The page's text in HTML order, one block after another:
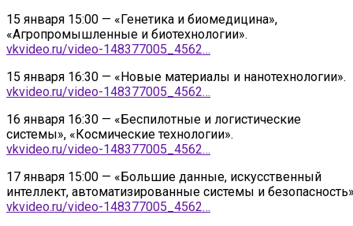
15 января 15:00 — «Генетика и биомедицина»,
«Агропромышленные и биотехнологии».
vkvideo.ru/video-148377005_4562…
15 января 16:30 — «Новые материалы и нанотехнологии».
vkvideo.ru/video-148377005_4562…
16 января 16:30 — «Беспилотные и логистические
системы», «Космические технологии».
vkvideo.ru/video-148377005_4562…
17 января 15:00 — «Большие данные, искусственный
интеллект, автоматизированные системы и
vkvideo.ru/video-148377005_4562…